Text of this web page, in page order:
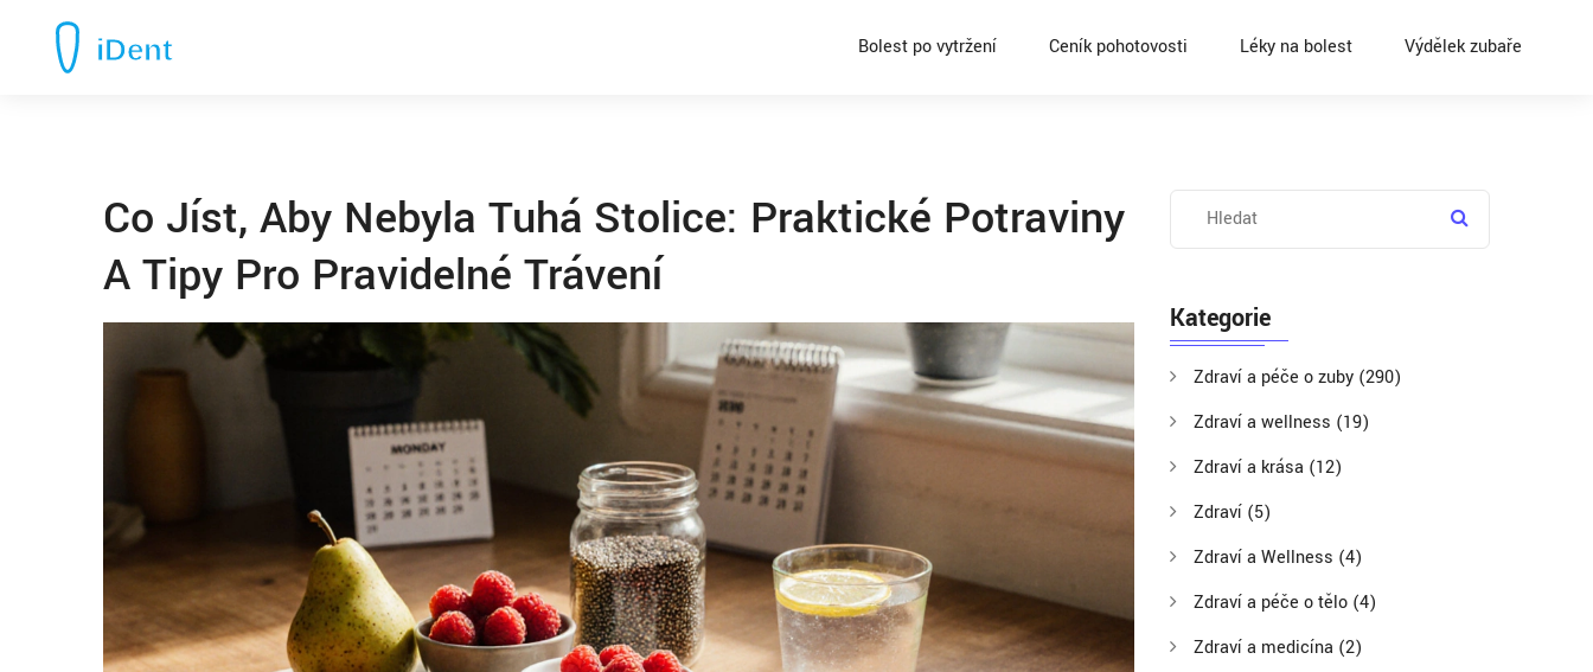
Bolest po vytržení Ceník pohotovosti Léky na bolest Výdělek zubaře
Co Jíst, Aby Nebyla Tuhá Stolice: Praktické Potraviny
A Tipy Pro Pravidelné Trávení
Kategorie
Zdraví a péče o zuby (290)
Zdraví a wellness (19)
Zdraví a krása (12)
Zdraví (5)
Zdraví a Wellness (4)
Zdraví a péče o tělo (4)
Zdraví a medicína (2)